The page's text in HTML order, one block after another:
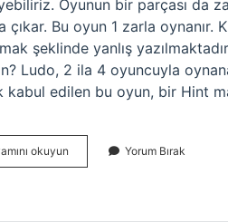
Oyunun bir parçası da
çıkar. Bu oyun 1 zarla oynanır.
şeklinde yanlış
Ludo, 2 ila 4 oyuncuyla
kabul edilen bu oyun, bir Hint
okuyun
Birader
Yorum Bırak